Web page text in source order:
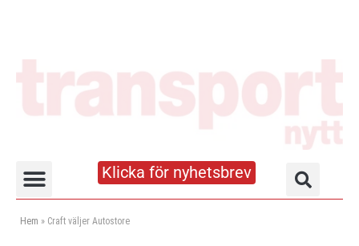
Klicka för nyhetsbrev
Hem » Craft väljer Autostore